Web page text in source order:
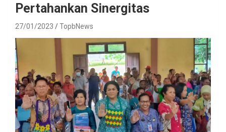
Pertahankan Sinergitas
27/01/2023 TopbNews